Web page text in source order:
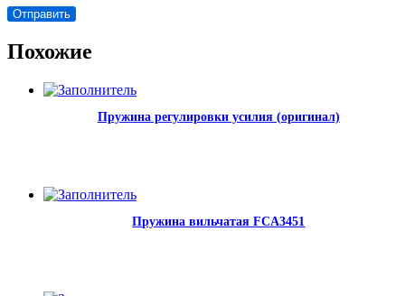
Похожие
Пружина регулировки усилия (оригинал)
Пружина вильчатая FCA3451